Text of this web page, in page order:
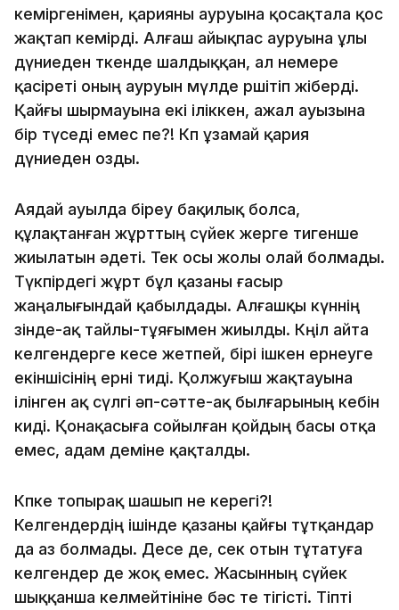
кеміргенімен, қарияны ауруына қосақтала қос
жақтап кемірді. Алғаш айықпас ауруына ұлы
дүниеден өткенде шалдыққан, ал немере
қасіреті оның ауруын мүлде өршітіп жіберді.
Қайғы шырмауына екі іліккен, ажал ауызына
бір түседі емес пе?! Көп ұзамай қария
дүниеден озды.
Аядай ауылда біреу бақилық болса,
құлақтанған жұрттың сүйек жерге тигенше
жиылатын әдеті. Тек осы жолы олай болмады.
Түкпірдегі жұрт бұл қазаны ғасыр
жаңалығындай қабылдады. Алғашқы күннің
өзінде-ақ тайлы-тұяғымен жиылды. Көңіл айта
келгендерге кесе жетпей, бірі ішкен ернеуге
екіншісінің ерні тиді. Қолжуғыш жақтауына
ілінген ақ сүлгі әп-сәтте-ақ былғарының кебін
киді. Қонақасыға сойылған қойдың басы отқа
емес, адам деміне қақталды.
Көпке топырақ шашып не керегі?!
Келгендердің ішінде қазаны қайғы тұтқандар
да аз болмады. Десе де, өсек отын тұтатуға
келгендер де жоқ емес. Жасынның сүйек
шыққанша келмейтініне бәс те тігісті. Тіпті